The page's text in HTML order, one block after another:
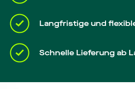
Langfristige und
Schnelle Lieferung ab